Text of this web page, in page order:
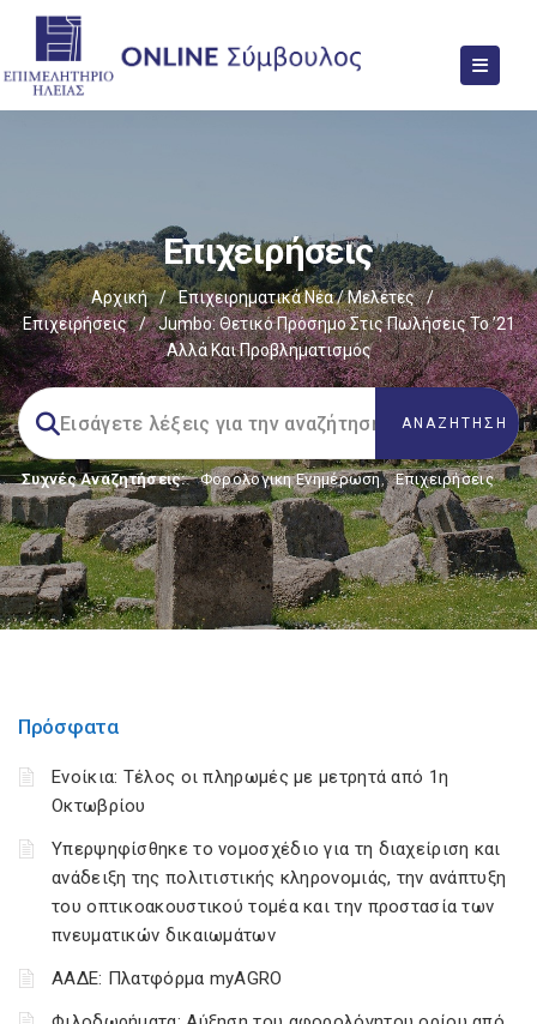
Επιχειρήσεις
Αρχική / Επιχειρηματικά Νέα / Μελέτες
/
Επιχειρήσεις
/
Jumbo: Θετικό Πρόσημο Στις Πωλήσεις Το ’21
Αλλά Και Προβληματισμός
Συχνές Αναζητήσεις: Φορολογικη Ενημέρωση, Επιχειρήσεις
Πρόσφατα
Ενοίκια: Τέλος οι πληρωμές με μετρητά από 1η
Οκτωβρίου
Υπερψηφίσθηκε το νομοσχέδιο για τη διαχείριση και
ανάδειξη της πολιτιστικής κληρονομιάς, την ανάπτυξη
του οπτικοακουστικού τομέα και την προστασία των
πνευματικών δικαιωμάτων
ΑΑΔΕ: Πλατφόρμα myAGRO